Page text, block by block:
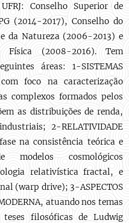
UFRJ: Conselho Superior de
(2014-2017), Conselho do
da Natureza (2006-2013) e
Física (2008-2016). Tem
áreas: 1-SISTEMAS
com foco na caracterização
complexos formados pelos
as distribuições de renda,
2-RELATIVIDADE
na consistência teórica e
modelos cosmológicos
relativística fractal, e
(warp drive); 3-ASPECTOS
atuando nos temas
teses filosóficas de Ludwig